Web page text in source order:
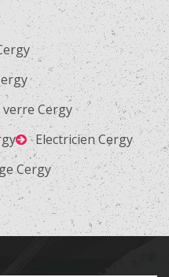
Cergy
Electricien Cergy
Cergy